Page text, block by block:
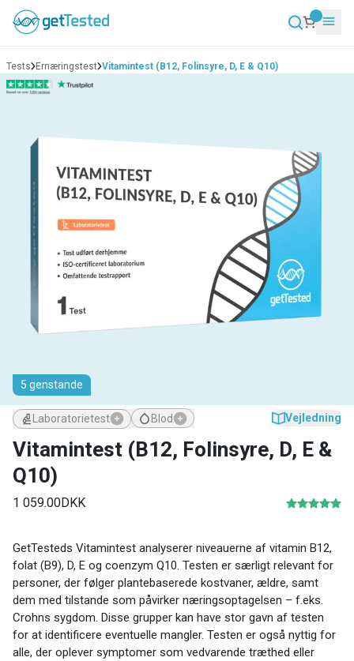
Tests Ernæringstest Vitamintest (B12, Folinsyre, D, E & Q10)
5 genstande
Laboratorietest Blod Vejledning
Vitamintest (B12, Folinsyre, D, E &
Q10)
1 059.00DKK
GetTesteds Vitamintest analyserer niveauerne af vitamin B12,
folat (B9), D, E og coenzym Q10. Testen er særligt relevant for
personer, der følger plantebaserede kostvaner, ældre, samt
dem med tilstande som påvirker næringsoptagelsen – f.eks.
Crohns sygdom. Disse grupper kan have stor gavn af testen
for at identificere eventuelle mangler. Testen er også nyttig for
alle, der oplever symptomer som vedvarende træthed eller